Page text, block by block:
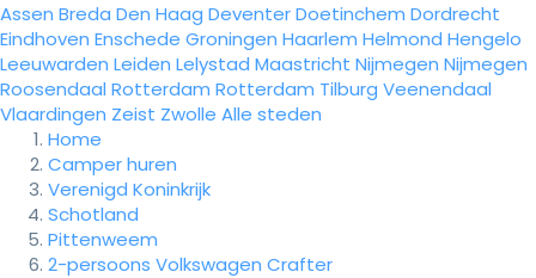
Assen Breda Den Haag DeventerDoetinchem Dordrecht
Eindhoven Enschede Groningen Haarlem Helmond Hengelo
Leeuwarden Leiden Lelystad Maastricht Nijmegen Nijmegen
Roosendaal Rotterdam Rotterdam Tilburg Veenendaal
Vlaardingen Zeist Zwolle Alle steden
Home
Camper huren
Verenigd Koninkrijk
Schotland
Pittenweem
2-persoons Volkswagen Crafter